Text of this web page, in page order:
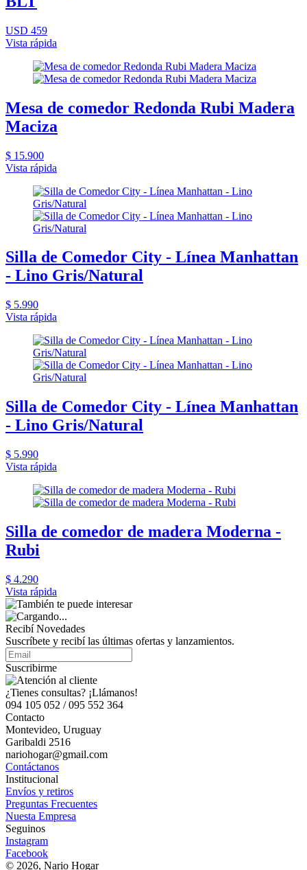
USD 459
Vista rápida
Mesa de comedor Redonda Rubi Madera
Maciza
$ 15.900
Vista rápida
Silla de Comedor City - Línea Manhattan
- Lino Gris/Natural
$ 5.990
Vista rápida
Silla de Comedor City - Línea Manhattan
- Lino Gris/Natural
$ 5.990
Vista rápida
Silla de comedor de madera Moderna -
Rubi
$ 4.290
Vista rápida
Recibí Novedades
Suscríbete y recibí las últimas ofertas y lanzamientos.
Suscribirme
¿Tienes consultas? ¡Llámanos!
094 105 052 / 095 552 364
Contacto
Montevideo, Uruguay
Garibaldi 2516
nariohogar@gmail.com
Contáctanos
Institucional
Envíos y retiros
Preguntas Frecuentes
Nuesta Empresa
Seguinos
Instagram
Facebook
© 2026, Nario Hogar